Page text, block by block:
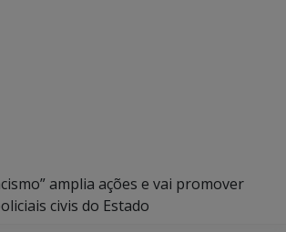
amplia ações e vai promover
civis do Estado